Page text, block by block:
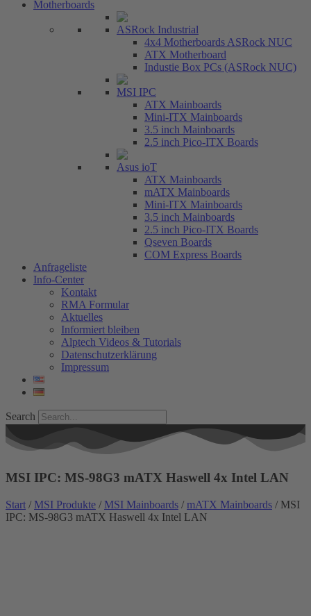
Motherboards
ASRock Industrial
4x4 Motherboards ASRock NUC
ATX Motherboard
Industie Box PCs (ASRock NUC)
MSI IPC
ATX Mainboards
Mini-ITX Mainboards
3.5 inch Mainboards
2.5 inch Pico-ITX Boards
Asus ioT
ATX Mainboards
mATX Mainboards
Mini-ITX Mainboards
3.5 inch Mainboards
2.5 inch Pico-ITX Boards
Qseven Boards
COM Express Boards
Anfrageliste
Info-Center
Kontakt
RMA Formular
Aktuelles
Informiert bleiben
Alptech Videos & Tutorials
Datenschutzerklärung
Impressum
Search
MSI IPC: MS-98G3 mATX Haswell 4x Intel LAN
Start / MSI Produkte / MSI Mainboards / mATX Mainboards / MSI
IPC: MS-98G3 mATX Haswell 4x Intel LAN